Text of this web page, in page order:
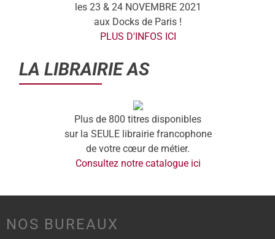
les 23 & 24 NOVEMBRE 2021
aux Docks de Paris !
PLUS D'INFOS ICI
LA LIBRAIRIE AS
Plus de 800 titres disponibles
sur la SEULE librairie francophone
de votre cœur de métier.
Consultez notre catalogue ici
NOS BUREAUX